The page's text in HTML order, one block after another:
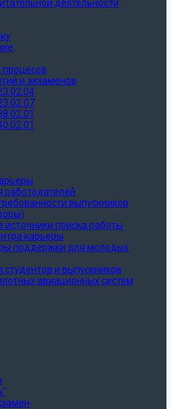
деятельности
процесса
и экзаменов
выпускников
поиска работы
карьеры
поддержки для молодых
и выпускников
авиационных систем